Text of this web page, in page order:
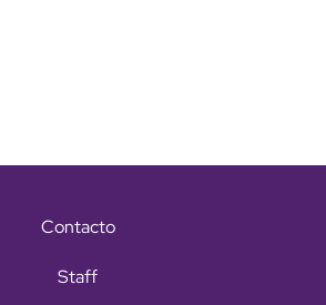
Contacto
Staff